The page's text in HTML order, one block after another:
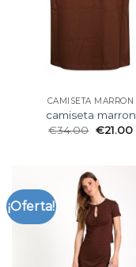
CAMISETA MARRON
camiseta marron
€34.00 €21.00
¡Oferta!